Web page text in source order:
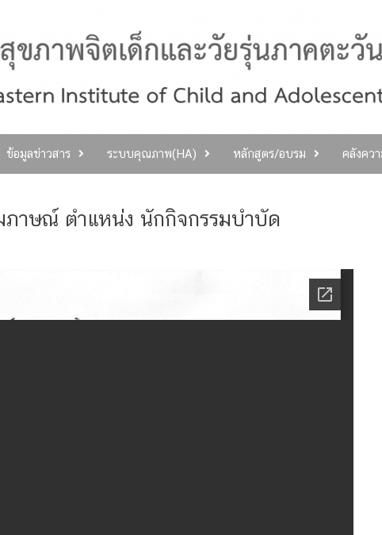
ข้อมูลข่าวสาร ระบบคุณภาพ(HA) หลักสูตร/อบรม คลังคว
าษณ์ ตำแหน่ง นักกิจกรรมบำบัด